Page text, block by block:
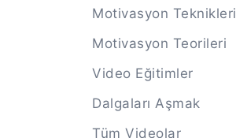
Motivasyon Teknikleri
Motivasyon Teorileri
Video Eğitimler
Dalgaları Aşmak
Tüm Videolar